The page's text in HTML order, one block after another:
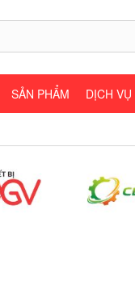
SẢN PHẨM DỊCH VỤ